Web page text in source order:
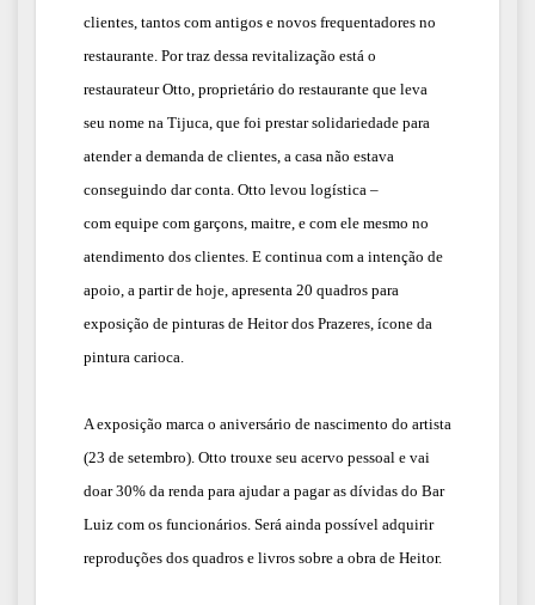
clientes, tantos com antigos e novos frequentadores no
restaurante. Por traz dessa revitalização está o
restaurateur Otto, proprietário do restaurante que leva
seu nome na Tijuca, que foi prestar solidariedade para
atendera demanda de clientes, a casa não estava
conseguindo dar conta. Otto levou logística –
com equipe com garçons, maitre, e com ele mesmo no
atendimento dos clientes. E continua com a intenção de
apoio, a partir de hoje, apresenta 20 quadros para
exposição de pinturas de Heitor dos Prazeres, ícone da
pintura carioca.
A exposição marca o aniversário de nascimento do artista
(23 de setembro). Otto trouxe seu acervo pessoal e vai
doar 30% da renda para ajudar a pagar as dívidas do Bar
Luiz com os funcionários. Será ainda possível adquirir
reproduções dos quadros e livros sobre a obra de Heitor.